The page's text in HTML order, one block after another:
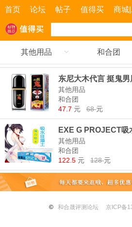
首页 论坛 帖子 值得买 商城
其他用品 和合团
东尼大木代言 挺鬼男
其他用品
和合团
47.7 元 68元
EXE G PROJECT吸
其他用品
和合团
122.5 元 128元
© 和合晟评测论坛 京ICP备